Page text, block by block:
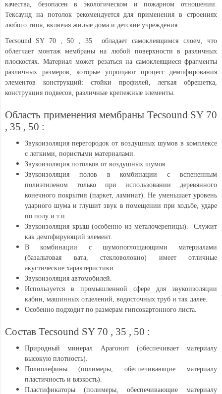
качества, безопасен в экологическом и пожарном отношении.
Тексаунд на потолок рекомендуется для применения в строениях
любого типа, включая жилые дома и детские учреждения.
Tecsound SY 70 , 50 , 35 обладает самоклеящимся слоем, что
облегчает монтаж мембраны на любой поверхности в различных
плоскостях. Материал может резаться на самоклеящиеся фрагменты
различных размеров, которые упрощают процесс демпфирования
элементов конструкций: стойки профилей, легкая обрешетка,
конструкция подвесов, различные крепежные элементы.
Область применения мембраны Tecsound SY 70
, 35 , 50 :
Звукоизоляция перегородок от воздушных шумов в комплексе
с легкими, пористыми материалами.
Звукоизоляция потолков от воздушных шумов.
Звукоизоляция полов в комбинации с вспененным
полиэтиленом только при использовании деревянного
конечного покрытия (паркет, ламинат). Не уменьшает уровень
ударного шума и глушит звук в помещении при ходьбе, ударе
по полу и т.п.
Звукоизоляция крыш (особенно из металочерепицы). Служит
как демпфирующий элемент.
В комбинации с шумопоглощающими материалами
(базальтовая вата, стекловолокно) имеет отличные
акустические характеристики.
Звукоизоляция автомобилей.
Используется в промышленной сфере для звукоизоляции
кабин, машинных отделений, водосточных труб и так далее.
Особенно подходит по размерам гипсокартонного листа.
Состав Tecsound SY 70 , 35 , 50 :
Природный минерал Арагонит (обеспечивает материалу
высокую плотность).
Полиолефины (полимеры, обеспечивающие материалу
пластичность и вязкость).
Пластификаторы (полимеры, обеспечивающие материалу